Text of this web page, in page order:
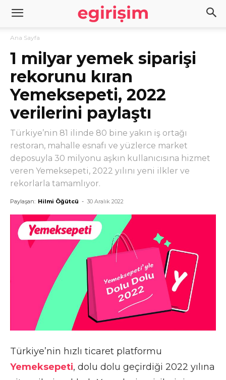
Ana Sayfa
1 milyar yemek siparişi
rekorunu kıran
Yemeksepeti, 2022
verilerini paylaştı
Türkiye’nin 81 ilinde 80 bine yakın iş ortağı
restoran, mahalle esnafı ve yüzlerce market
deposuyla 30 milyonu aşkın kullanıcısına hizmet
veren Yemeksepeti, 2022 yılını yeni ilkler ve
rekorlarla tamamlıyor.
Paylaşan: Hilmi Öğütcü - 30 Aralık 2022
Türkiye’nin hızlı ticaret platformu
Yemeksepeti, dolu dolu geçirdiği 2022 yılına